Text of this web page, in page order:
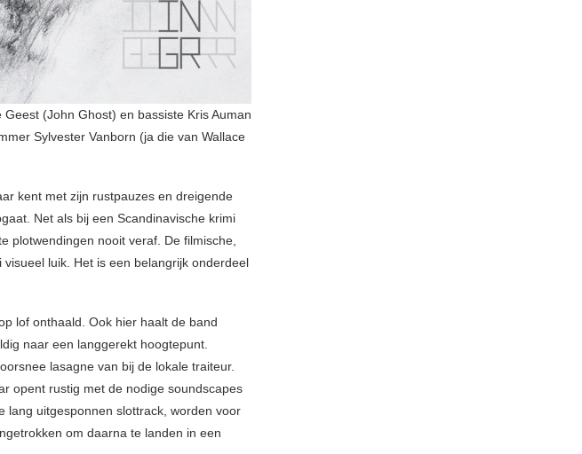
(John Ghost) en bassiste Kris Auman
Sylvester Vanborn (ja die van Wallace
kent met zijn rustpauzes en dreigende
Net als bij een Scandinavische krimi
plotwendingen nooit veraf. De filmische,
luik. Het is een belangrijk onderdeel
lof onthaald. Ook hier haalt de band
naar een langgerekt hoogtepunt.
lasagne van bij de lokale traiteur.
opent rustig met de nodige soundscapes
lang uitgesponnen slottrack, worden voor
om daarna te landen in een